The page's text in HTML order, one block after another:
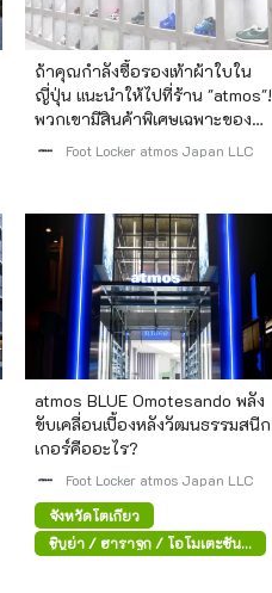
ถ้าคุณกำลังซื้อรองเท้าผ้าใบใน
ญี่ปุ่น แนะนำให้ไปที่ร้าน "atmos"!
พวกเขามีสินค้าพิเศษเฉพาะของ
atmos ให้เลือกมากมาย!
Foot Locker atmos Japan LLC
atmos BLUE Omotesando พลัง
ขับเคลื่อนเบื้องหลังวัฒนธรรมสนีก
เกอร์คืออะไร?
Foot Locker atmos Japan LLC
จังหวัดโตเกียว
ชิบูย่า / ฮาราจูกุ / โอโมเตะซัน
โด